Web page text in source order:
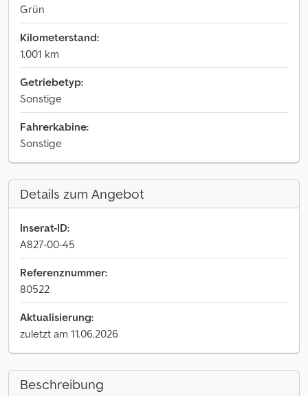
Grün
Kilometerstand:
1.001 km
Getriebetyp:
Sonstige
Fahrerkabine:
Sonstige
Details zum Angebot
Inserat-ID:
A827-00-45
Referenznummer:
80522
Aktualisierung:
zuletzt am 11.06.2026
Beschreibung